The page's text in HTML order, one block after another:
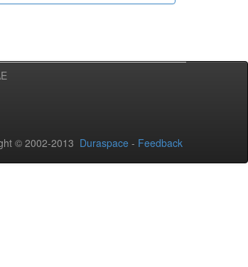
© 2002-2013 Duraspace - Feedback